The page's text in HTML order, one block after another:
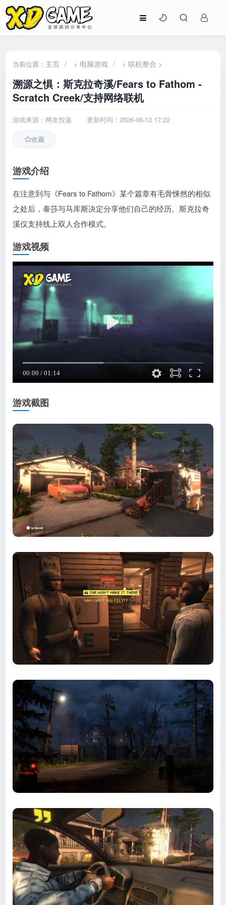
当前位置： 主页 / > 电脑游戏 / >联机整合 >
溯源之惧：斯克拉奇溪/Fears to Fathom -
Scratch Creek/支持网络联机
游戏来源：网友投递 更新时间：2026-06-13 17:22
收藏
游戏介绍
在注意到与《Fears to Fathom》某个篇章有毛骨悚然的相似
之处后，泰莎与马库斯决定分享他们自己的经历。斯克拉奇
溪仅支持线上双人合作模式。
游戏视频
游戏截图